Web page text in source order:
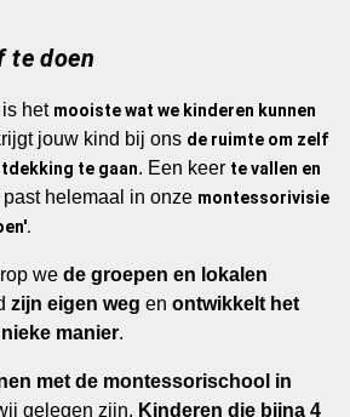
te doen
het mooiste wat we kinderen kunnen
jouw kind bij ons de ruimte om zelf
te gaan. Een keer te vallen en
past helemaal in onze montessorivisie
we de groepen en lokalen
zijn eigen weg en ontwikkelt het
manier.
met de montessorischool in
gelegen zijn. Kinderen die bijna 4